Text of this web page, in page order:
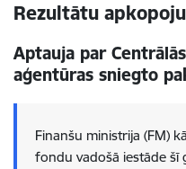
Rezultātu
Aptauja par
aģentūras sniegto
Finanšu ministrija (FM)
fondu vadošā iestāde šī